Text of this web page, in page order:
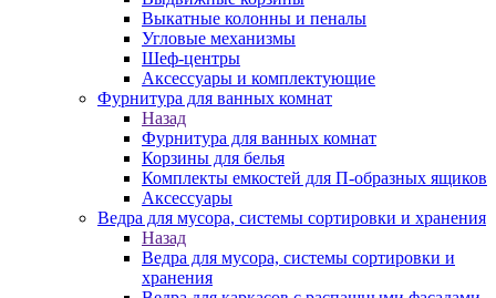
Выкатные колонны и пеналы
Угловые механизмы
Шеф-центры
Аксессуары и комплектующие
Фурнитура для ванных комнат
Назад
Фурнитура для ванных комнат
Корзины для белья
Комплекты емкостей для П-образных ящиков
Аксессуары
Ведра для мусора, системы сортировки и хранения
Назад
Ведра для мусора, системы сортировки и
хранения